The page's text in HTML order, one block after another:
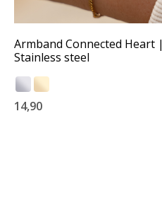
Armband Connected Heart |
Stainless steel
14,90